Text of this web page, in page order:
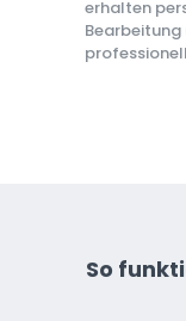
erhalten
Bearbeitung
So